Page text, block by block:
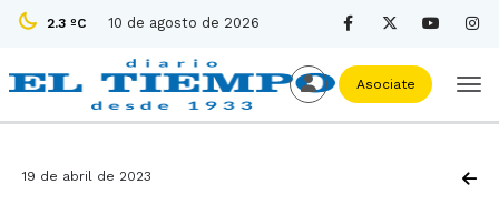
2.3 ºC 10 de agosto de 2026
Asociate
19 de abril de 2023